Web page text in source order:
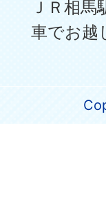
ＪＲ相
車でお越